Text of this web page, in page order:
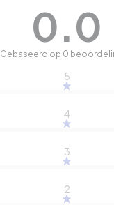
0.0
Gebaseerd op 0
5
4
3
2